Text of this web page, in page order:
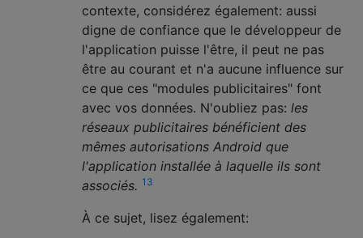
contexte, considérez également: aussi
digne de confiance que le développeur de
l'application puisse l'être, il peut ne pas
être au courant et n'a aucune influence sur
ce que ces "modules publicitaires" font
avec vos données. N'oubliez pas: les
réseaux publicitaires bénéficient des
mêmes autorisations Android que
l'application installée à laquelle ils sont
associés. 13
À ce sujet, lisez également: